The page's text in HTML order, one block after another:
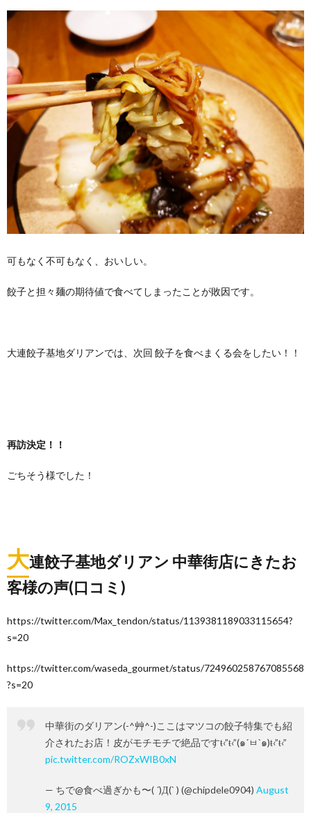
可もなく不可もなく、おいしい。
餃子と担々麺の期待値で食べてしまったことが敗因です。
大連餃子基地ダリアンでは、次回 餃子を食べまくる会をしたい！！
再訪決定！！
ごちそう様でした！
大連餃子基地ダリアン 中華街店にきたお
客様の声(口コミ)
https://twitter.com/Max_tendon/status/1139381189033115654?
s=20
https://twitter.com/waseda_gourmet/status/724960258767085568
?s=20
中華街のダリアン(-^艸^-)ここはマツコの餃子特集でも紹
介されたお店！皮がモチモチで絶品ですŧ‹”ŧ‹”(๑´ㅂ`๑)ŧ‹”ŧ‹”
pic.twitter.com/ROZxWIB0xN
— ちで@食べ過ぎかも〜( ´)Д(` ) (@chipdele0904) August
9, 2015